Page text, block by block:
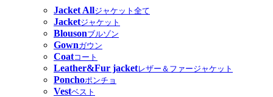
Jacket Allジャケット全て
Jacketジャケット
Blousonブルゾン
Gownガウン
Coatコート
Leather&Fur jacketレザー＆ファージャケット
Ponchoポンチョ
Vestベスト